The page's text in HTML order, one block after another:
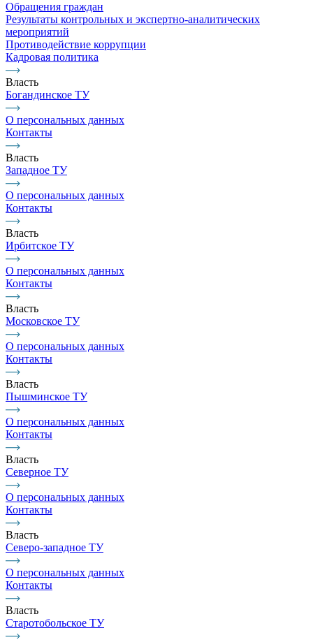
Обращения граждан
Результаты контрольных и экспертно-аналитических
мероприятий
Противодействие коррупции
Кадровая политика
Власть
Богандинское ТУ
О персональных данных
Контакты
Власть
Западное ТУ
О персональных данных
Контакты
Власть
Ирбитское ТУ
О персональных данных
Контакты
Власть
Московское ТУ
О персональных данных
Контакты
Власть
Пышминское ТУ
О персональных данных
Контакты
Власть
Северное ТУ
О персональных данных
Контакты
Власть
Северо-западное ТУ
О персональных данных
Контакты
Власть
Старотобольское ТУ